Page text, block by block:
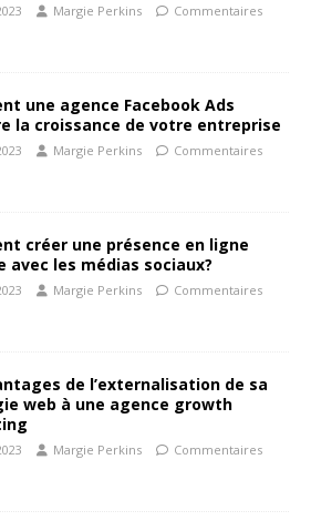
Margie Perkins
Commentaires
une agence Facebook Ads
la croissance de votre entreprise
Margie Perkins
Commentaires
créer une présence en ligne
avec les médias sociaux?
Margie Perkins
Commentaires
de l’externalisation de sa
web à une agence growth
Margie Perkins
Commentaires